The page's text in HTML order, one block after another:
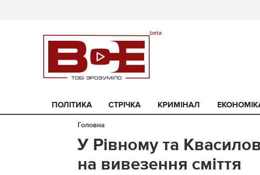
ПОЛІТИКА СТРІЧКА КРИМІНАЛ
Головна
У Рівному та
на вивезення сміття